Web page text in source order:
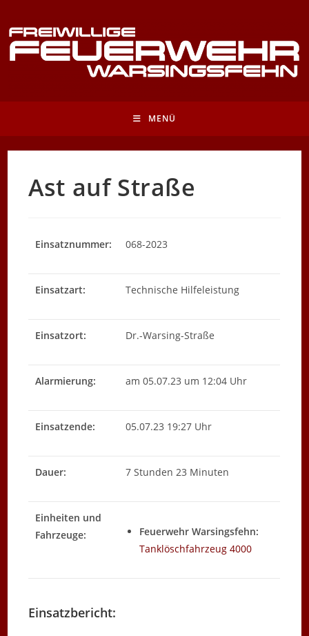
Inhalt
springen
MENÜ
Ast auf Straße
Einsatznummer: 068-2023
Einsatzart: Technische Hilfeleistung
Einsatzort: Dr.-Warsing-Straße
Alarmierung: am 05.07.23 um 12:04 Uhr
Einsatzende: 05.07.23 19:27 Uhr
Dauer: 7 Stunden 23 Minuten
Einheiten und
Fahrzeuge:
Feuerwehr Warsingsfehn:
Tanklöschfahrzeug 4000
Einsatzbericht: